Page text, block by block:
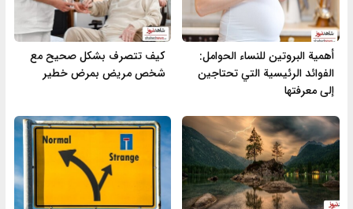
أهمية البروتين للنساء الحوامل:
الفوائد الرئيسية التي تحتاجين
إلى معرفتها
كيف تتصرف بشكل صحيح مع
شخص مريض بمرض خطير